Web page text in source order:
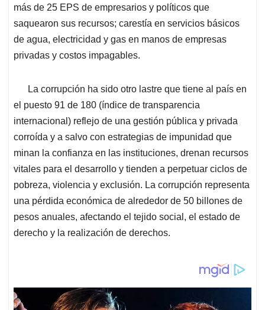
más de 25 EPS de empresarios y políticos que
saquearon sus recursos; carestía en servicios básicos
de agua, electricidad y gas en manos de empresas
privadas y costos impagables.
La corrupción ha sido otro lastre que tiene al país en
el puesto 91 de 180 (índice de transparencia
internacional) reflejo de una gestión pública y privada
corroída y a salvo con estrategias de impunidad que
minan la confianza en las instituciones, drenan recursos
vitales para el desarrollo y tienden a perpetuar ciclos de
pobreza, violencia y exclusión. La corrupción representa
una pérdida económica de alrededor de 50 billones de
pesos anuales, afectando el tejido social, el estado de
derecho y la realización de derechos.